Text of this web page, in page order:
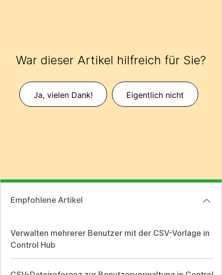
War dieser Artikel hilfreich für Sie?
Ja, vielen Dank! Eigentlich nicht
Empfohlene Artikel
Verwalten mehrerer Benutzer mit der CSV-Vorlage in
Control Hub